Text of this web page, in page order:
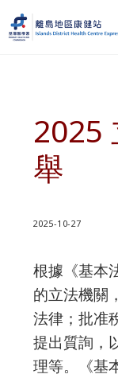
跳到主要內容
跳到標題右側導航
跳到標題導航後
跳到網站頁腳
2025
舉
2025-10-27
根據《基本
的立法機關
法律；批准
提出質詢，
理等。《基